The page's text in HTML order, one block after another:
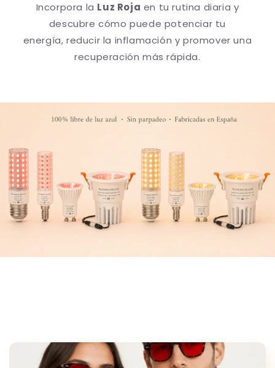
Incorpora la Luz Roja en tu rutina diaria y
descubre cómo puede potenciar tu
energía, reducir la inflamación y promover una
recuperación más rápida.